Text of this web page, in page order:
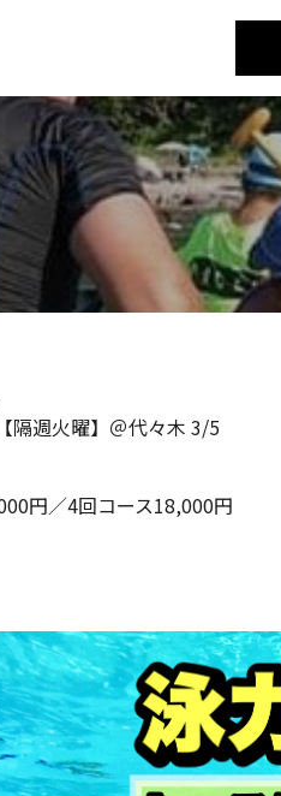
隔週火曜】＠代々木 3/5
円／4回コース18,000円